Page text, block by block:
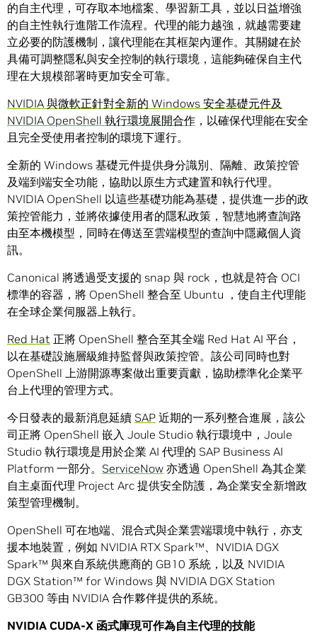
的自主代理，可存取本地檔案、學習新工具，並以日益增強
的自主性執行進階工作流程。代理的能力越強，就越需要建
立必要的防護機制，讓代理能在其框架內運作。其關鍵在於
具備可調整隱私與安全控制的執行環境，這能夠確保自主代
理在大規模部署時更加安全可靠。
NVIDIA 與微軟正針對全新的 Windows 安全基礎元件及
NVIDIA OpenShell 執行環境展開合作 ，以確保代理能在安全
且完全受使用者控制的環境下運行。
全新的 Windows 基礎元件提供身分識別、隔離、政策控管
及端到端安全功能，協助以原生方式建置和執行代理。
NVIDIA OpenShell 以這些基礎功能為基礎，提供進一步的政
策控管能力，並將依據使用者的隱私政策，智慧地將查詢路
由至本機模型，同時在傳送至雲端模型的查詢中隱藏個人資
訊。
Canonical 將透過受支援的 snap 與 rock，也就是符合 OCI
標準的容器，將 OpenShell 整合至 Ubuntu ，使自主代理能
在全球企業伺服器上執行。
Red Hat 正將 OpenShell 整合至其全端 Red Hat AI 平台，
以在基礎設施層級維持監督與政策控管。該公司同時也對
OpenShell 上游開源專案做出重要貢獻，協助標準化企業平
台上代理的管理方式。
今日發表的最新消息延續 SAP 近期的一系列整合進展，該公
司正將 OpenShell 嵌入 Joule Studio 執行環境中，Joule
Studio 執行環境是用於企業 AI 代理的 SAP Business AI
Platform 一部分。 ServiceNow 亦透過 OpenShell 為其企業
自主桌面代理 Project Arc 提供安全防護，為企業安全新增政
策型管理機制。
OpenShell 可在地端、混合式與企業雲端環境中執行，亦支
援本地裝置，例如 NVIDIA RTX Spark™、NVIDIA DGX
Spark™ 與來自系統供應商的 GB10 系統，以及 NVIDIA
DGX Station™ for Windows 與 NVIDIA DGX Station
GB300 等由 NVIDIA 合作夥伴提供的系統。
NVIDIA CUDA-X 函式庫現可作為自主代理的技能